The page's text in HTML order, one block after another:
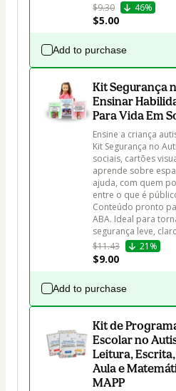
$9.30
46%
$5.00
Add to purchase
Kit Segurança
Ensinar
Para Vida Em
Ensine a criança
Kit Segurança no
sociais, cartões
aprende sobre
ajuda, com quem
entre o que é
Conteúdo pronto
ABA. Ideal para
segurança leve,
$11.43
21%
$9.00
Add to purchase
Kit de
Escolar no
Leitura,
Aula e
MAPP